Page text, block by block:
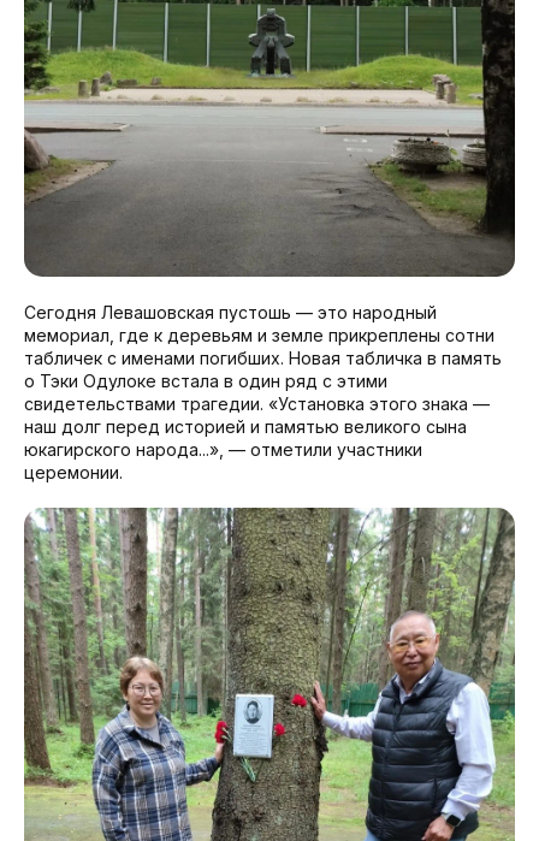
Сегодня Левашовская пустошь — это народный
мемориал, где к деревьям и земле прикреплены сотни
табличек с именами погибших. Новая табличка в память
о Тэки Одулоке встала в один ряд с этими
свидетельствами трагедии. «Установка этого знака —
наш долг перед историей и памятью великого сына
юкагирского народа...», — отметили участники
церемонии.